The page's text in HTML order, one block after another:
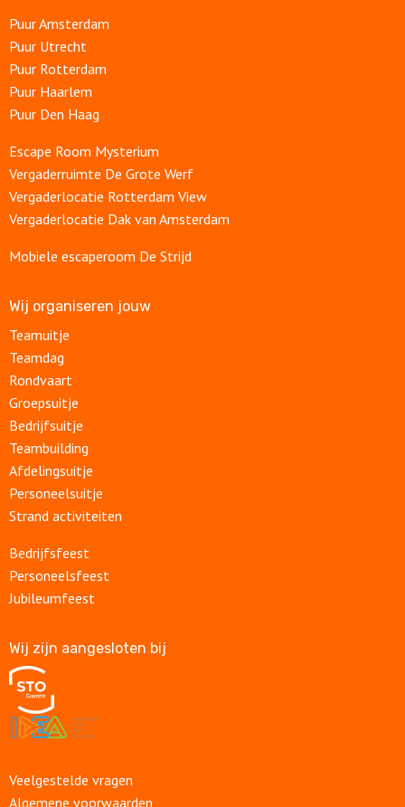
Puur Amsterdam
Puur Utrecht
Puur Rotterdam
Puur Haarlem
Puur Den Haag
Escape Room Mysterium
Vergaderruimte De Grote Werf
Vergaderlocatie Rotterdam View
Vergaderlocatie Dak van Amsterdam
Mobiele escaperoom De Strijd
Wij organiseren jouw
Teamuitje
Teamdag
Rondvaart
Groepsuitje
Bedrijfsuitje
Teambuilding
Afdelingsuitje
Personeelsuitje
Strand activiteiten
Bedrijfsfeest
Personeelsfeest
Jubileumfeest
Wij zijn aangesloten bij
Veelgestelde vragen
Algemene voorwaarden